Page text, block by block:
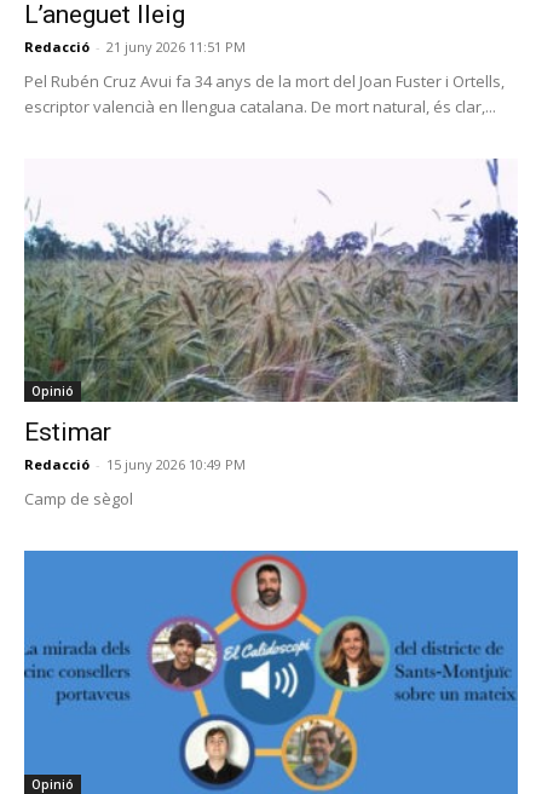
L’aneguet lleig
Redacció - 21 juny 2026 11:51 PM
Pel Rubén Cruz Avui fa 34 anys de la mort del Joan Fuster i Ortells,
escriptor valencià en llengua catalana. De mort natural, és clar,...
Opinió
Estimar
Redacció - 15 juny 2026 10:49 PM
Camp de sègol
Opinió